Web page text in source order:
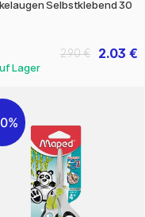
Selbstklebend 30
2.03 €
2.90 €